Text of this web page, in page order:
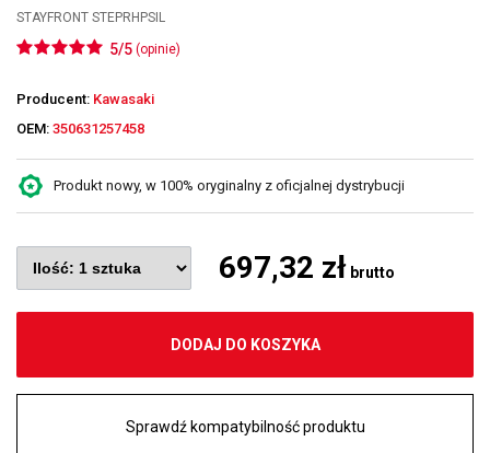
STAYFRONT STEPRHPSIL
5/5 (opinie)
Producent: Kawasaki
OEM: 350631257458
Produkt nowy, w 100% oryginalny z oficjalnej dystrybucji
697,32 zł brutto
DODAJ DO KOSZYKA
Sprawdź kompatybilność produktu